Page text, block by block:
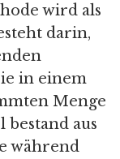
wird als
darin,
in einem
Menge
aus
während